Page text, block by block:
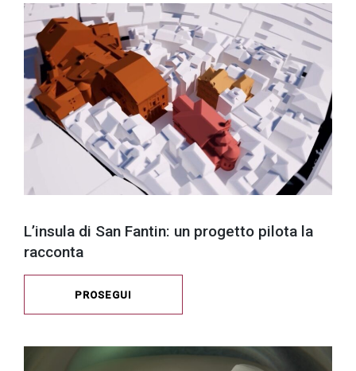
L’insula di San Fantin: un progetto pilota la
racconta
PROSEGUI